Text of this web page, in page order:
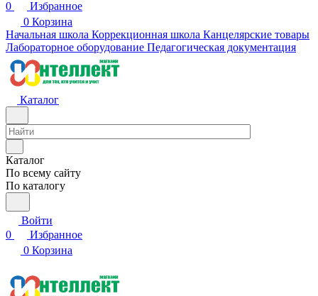
0
Избранное
0 Корзина
Начальная школа Коррекционная школа Канцелярские товары
Лабораторное оборудование Педагогическая документация
Каталог
Каталог
По всему сайту
По каталогу
Войти
0
Избранное
0 Корзина